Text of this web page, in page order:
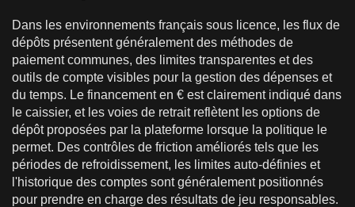
Dans les environnements français sous licence, les flux de
dépôts présentent généralement des méthodes de
paiement communes, des limites transparentes et des
outils de compte visibles pour la gestion des dépenses et
du temps. Le financement en € est clairement indiqué dans
le caissier, et les voies de retrait reflètent les options de
dépôt proposées par la plateforme lorsque la politique le
permet. Des contrôles de friction améliorés tels que les
périodes de refroidissement, les limites auto-définies et
l'historique des comptes sont généralement positionnés
pour prendre en charge des résultats de jeu responsables.